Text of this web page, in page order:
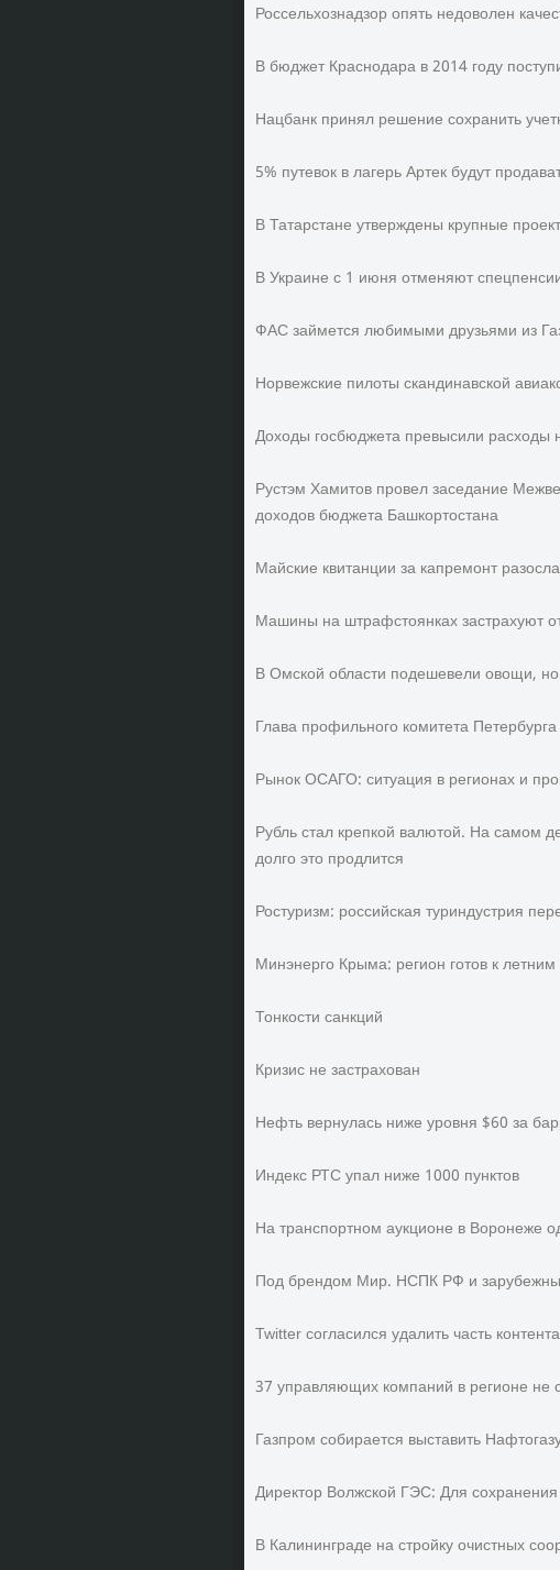
Россельхознадзор опять недоволен
В бюджет Краснодара в 2014 году
Нацбанк принял решение сохранить
5% путевок в лагерь Артек будут
В Татарстане утверждены крупные
В Украине с 1 июня отменяют
ФАС займется любимыми друзьями из
Норвежские пилоты скандинавской
Доходы госбюджета превысили расходы
Рустэм Хамитов провел заседание
доходов бюджета Башкортостана
Майские квитанции за капремонт
Машины на штрафстоянках застрахуют
В Омской области подешевели овощи,
Глава профильного комитета
Рынок ОСАГО: ситуация в регионах и
Рубль стал крепкой валютой. На самом
долго это продлится
Ростуризм: российская туриндустрия
Минэнерго Крыма: регион готов к
Тонкости санкций
Кризис не застрахован
Нефть вернулась ниже уровня $60 за
Индекс РТС упал ниже 1000 пунктов
На транспортном аукционе в Воронеже
Под брендом Мир. НСПК РФ и
Twitter согласился удалить часть
37 управляющих компаний в регионе не
Газпром собирается выставить
Директор Волжской ГЭС: Для
В Калининграде на стройку очистных